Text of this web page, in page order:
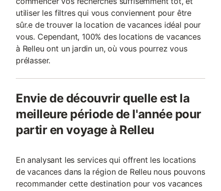
utiliser les filtres qui vous conviennent pour être
sûr.e de trouver la location de vacances idéal pour
vous. Cependant, 100% des locations de vacances
à Relleu ont un jardin un, où vous pourrez vous
prélasser.
Envie de découvrir quelle est la
meilleure période de l'année pour
partir en voyage à Relleu
En analysant les services qui offrent les locations
de vacances dans la région de Relleu nous pouvons
recommander cette destination pour vos vacances